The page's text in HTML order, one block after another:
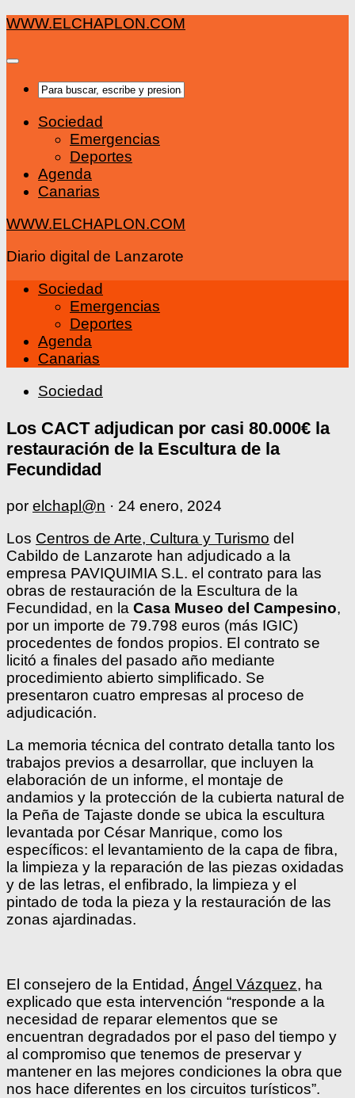
Saltar
contenido
WWW.ELCHAPLON.COM
Sociedad
Emergencias
Deportes
Agenda
Canarias
WWW.ELCHAPLON.COM
Diario digital de Lanzarote
Sociedad
Emergencias
Deportes
Agenda
Canarias
Sociedad
Los CACT adjudican por casi 80.000€ la
restauración de la Escultura de la
Fecundidad
por elchapl@n · 24 enero, 2024
Los Centros de Arte, Cultura y Turismo del
Cabildo de Lanzarote han adjudicado a la
empresa PAVIQUIMIA S.L. el contrato para las
obras de restauración de la Escultura de la
Fecundidad, en la Casa Museo del Campesino,
por un importe de 79.798 euros (más IGIC)
procedentes de fondos propios. El contrato se
licitó a finales del pasado año mediante
procedimiento abierto simplificado. Se
presentaron cuatro empresas al proceso de
adjudicación.
La memoria técnica del contrato detalla tanto los
trabajos previos a desarrollar, que incluyen la
elaboración de un informe, el montaje de
andamios y la protección de la cubierta natural de
la Peña de Tajaste donde se ubica la escultura
levantada por César Manrique, como los
específicos: el levantamiento de la capa de fibra,
la limpieza y la reparación de las piezas oxidadas
y de las letras, el enfibrado, la limpieza y el
pintado de toda la pieza y la restauración de las
zonas ajardinadas.
El consejero de la Entidad, Ángel Vázquez, ha
explicado que esta intervención “responde a la
necesidad de reparar elementos que se
encuentran degradados por el paso del tiempo y
al compromiso que tenemos de preservar y
mantener en las mejores condiciones la obra que
nos hace diferentes en los circuitos turísticos”.